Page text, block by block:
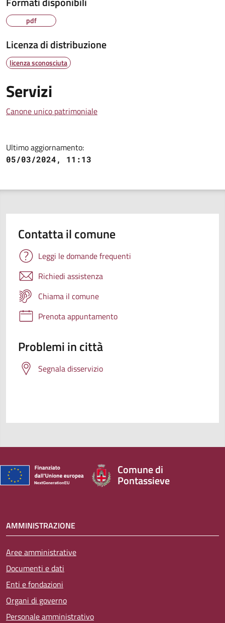
pdf
Licenza di distribuzione
licenza sconosciuta
Servizi
Canone unico patrimoniale
Ultimo aggiornamento:
05/03/2024, 11:13
Contatta il comune
Leggi le domande frequenti
Richiedi assistenza
Chiama il comune
Prenota appuntamento
Problemi in città
Segnala disservizio
Comune di
Pontassieve
AMMINISTRAZIONE
Aree amministrative
Documenti e dati
Enti e fondazioni
Organi di governo
Personale amministrativo